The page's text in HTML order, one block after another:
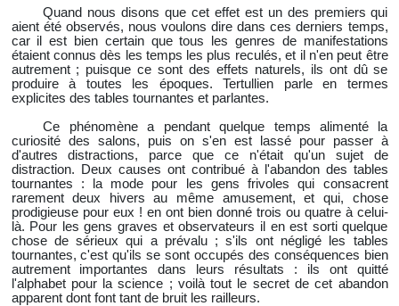
Quand nous disons que cet effet est un des premiers qui
aient été observés, nous voulons dire dans ces derniers temps,
car il est bien certain que tous les genres de manifestations
étaient connus dès les temps les plus reculés, et il n'en peut être
autrement ; puisque ce sont des effets naturels, ils ont dû se
produire à toutes les époques. Tertullien parle en termes
explicites des tables tournantes et parlantes.
Ce phénomène a pendant quelque temps alimenté la
curiosité des salons, puis on s'en est lassé pour passer à
d'autres distractions, parce que ce n'était qu'un sujet de
distraction. Deux causes ont contribué à l'abandon des tables
tournantes : la mode pour les gens frivoles qui consacrent
rarement deux hivers au même amusement, et qui, chose
prodigieuse pour eux ! en ont bien donné trois ou quatre à celui-
là. Pour les gens graves et observateurs il en est sorti quelque
chose de sérieux qui a prévalu ; s'ils ont négligé les tables
tournantes, c'est qu'ils se sont occupés des conséquences bien
autrement importantes dans leurs résultats : ils ont quitté
l'alphabet pour la science ; voilà tout le secret de cet abandon
apparent dont font tant de bruit les railleurs.